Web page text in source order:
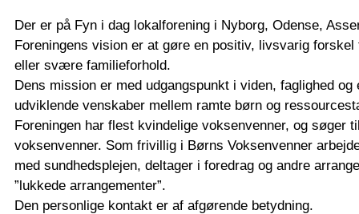
Der er på Fyn i dag lokalforening i Nyborg, Odense,
Foreningens vision er at gøre en positiv, livsvarig
eller svære familieforhold.
Dens mission er med udgangspunkt i viden, faglighed
udviklende venskaber mellem ramte børn og
Foreningen har flest kvindelige voksenvenner, og søger
voksenvenner. Som frivillig i Børns Voksenvenner
med sundhedsplejen, deltager i foredrag og andre
”lukkede arrangementer”.
Den personlige kontakt er af afgørende betydning.